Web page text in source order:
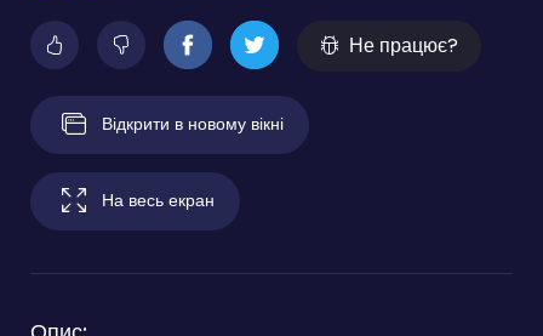
Не працює?
Відкрити в новому вікні
На весь екран